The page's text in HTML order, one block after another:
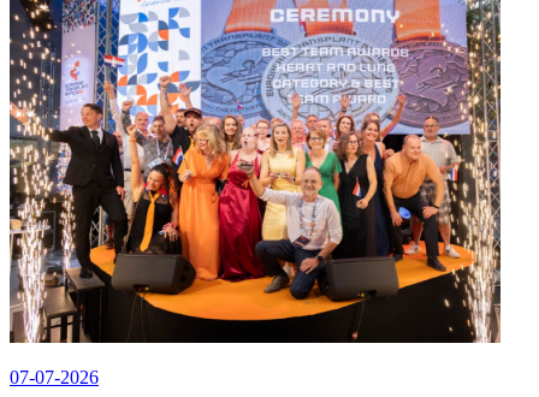
07-07-2026